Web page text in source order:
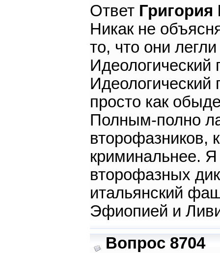
Ответ
Никак не
то, что они
Идеологический
просто как
Полным-полно
второфазников,
криминальнее.
второфазных
итальянский
Эфиопией и
Вопрос 8704